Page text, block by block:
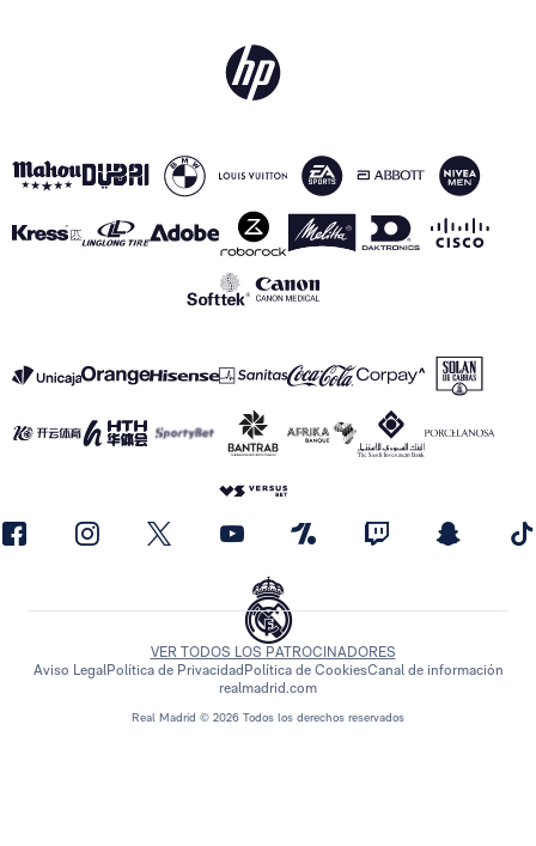
Real Madrid © 2026 Todos los derechos reservados
VER TODOS LOS PATROCINADORES
Aviso LegalPolítica de Privacidad Política de CookiesCanal de información
realmadrid.com